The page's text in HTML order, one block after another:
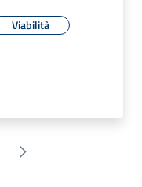
Viabilità
Successiva »